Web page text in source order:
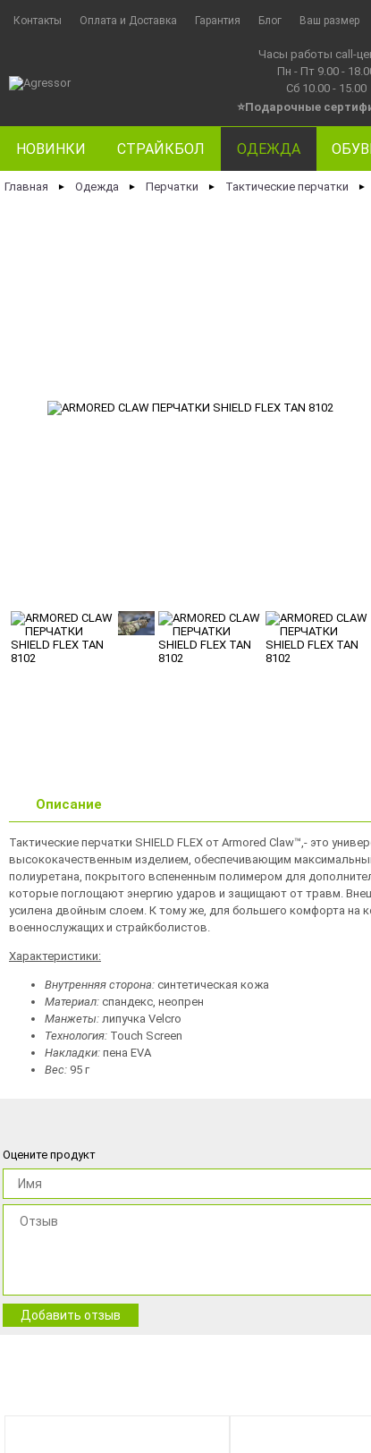
Контакты Оплата и Доставка Гарантия Блог Ваш размер
Часы работы call-
Пн - Пт 9.00 -
Сб 10.00 - 15.00
⭐Подарочные
НОВИНКИ СТРАЙКБОЛ ОДЕЖДА
Главная ► Одежда ► Перчатки ► Тактические перчатки ►
Описание
Тактические перчатки SHIELD FLEX от Armored Claw™,- это
высококачественным изделием, обеспечивающим
полиуретана, покрытого вспененным полимером для
которые поглощают энергию ударов и защищают от травм.
усилена двойным слоем. К тому же, для большего комфорта на
военнослужащих и страйкболистов.
Характеристики:
Внутренняя сторона: синтетическая кожа
Материал: спандекс, неопрен
Манжеты: липучка Velcro
Технология: Touch Screen
Накладки: пена EVA
Вес: 95 г
Оцените продукт
Добавить отзыв